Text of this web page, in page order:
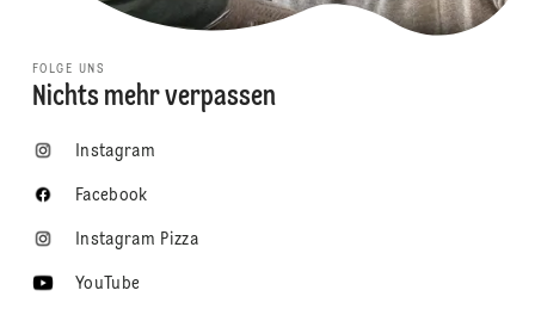
FOLGE UNS
Nichts mehr verpassen
Instagram
Facebook
Instagram Pizza
YouTube